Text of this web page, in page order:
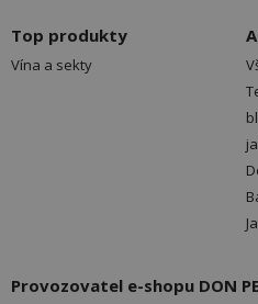
Top produkty
Vína a sekty
Provozovatel e-shopu DON